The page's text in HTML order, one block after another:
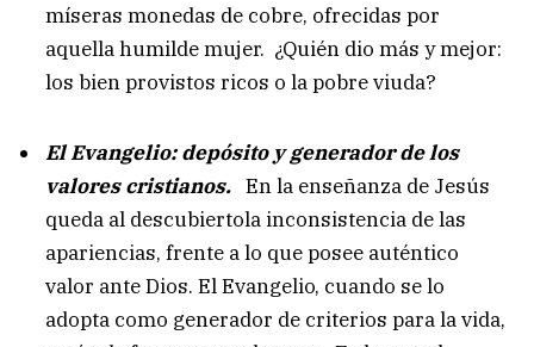
míseras monedas de cobre, ofrecidas por
aquella humilde mujer. ¿Quién dio más y mejor:
los bien provistos ricos o la pobre viuda?
El Evangelio: depósito y generador de los
valores cristianos. En la enseñanza de Jesús
queda al descubiertola inconsistencia de las
apariencias, frente a lo que posee auténtico
valor ante Dios. El Evangelio, cuando se lo
adopta como generador de criterios para la vida,